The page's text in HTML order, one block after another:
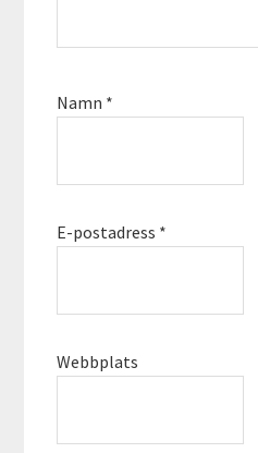
Namn *
E-postadress *
Webbplats